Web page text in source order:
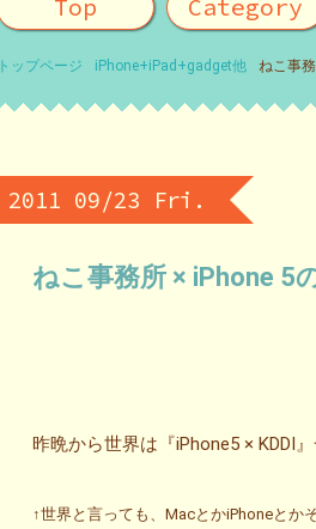
Top Category
トップページ iPhone+iPad+gadget他 ねこ事
2011 09/23 Fri.
ねこ事務所 × iPhone 5
昨晩から世界は『iPhone5 × KDDI』
↑世界と言っても、MacとかiPhoneとか